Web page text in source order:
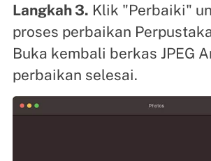
Langkah 3. Klik "Perbaiki"
proses perbaikan
Buka kembali berkas JPEG
perbaikan selesai.